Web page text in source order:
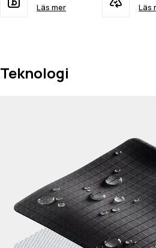
Läs mer
Läs
Teknologi